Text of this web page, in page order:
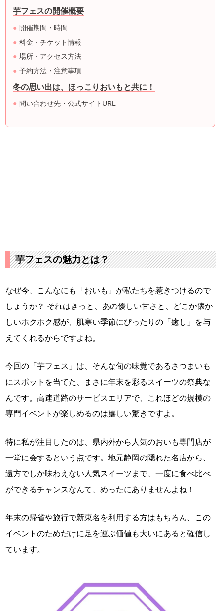
芋フェスの開催概要
開催期間・時間
料金・チケット情報
場所・アクセス方法
予約方法・注意事項
冬の思い出は、ほっこりおいもと共に！
問い合わせ先・公式サイトURL
芋フェスの魅力とは？
なぜ今、こんなにも「おいも」が私たちを惹きつけるので
しょうか？ それはきっと、あの優しい甘さと、どこか懐か
しいホクホク感が、肌寒い季節にぴったりの「癒し」を与
えてくれるからですよね。
今回の「芋フェス」は、そんな旬の味覚であるさつまいも
にスポットを当てた、まさに年末を彩るスイーツの祭典な
んです。高速道路のサービスエリアで、これほどの規模の
専門イベントが楽しめるのは嬉しい驚きですよ。
特に私が注目したのは、県内外から人気のおいも専門店が
一堂に会するという点です。地元静岡の隠れた名店から、
遠方でしか味わえない人気スイーツまで、一度に食べ比べ
ができるチャンスなんて、めったにありませんよね！
年末の帰省や旅行で新東名を利用する方はもちろん、この
イベントのためだけに足を運ぶ価値も大いにあると確信し
ています。